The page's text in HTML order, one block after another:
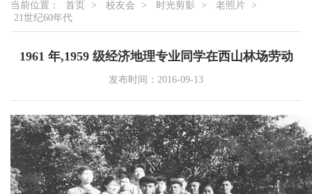
当前位置： 首页 > 校友会 > 时光剪影 > 老照片
>
21世纪60年代
1961 年,1959 级经济地理专业同学在西山林场劳动
发布时间：2016-09-13